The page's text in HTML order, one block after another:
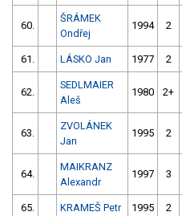
60.
ŠRÁMEK
Ondřej
1994 2
61. LÁSKO Jan 1977 2
62.
SEDLMAIER
Aleš
1980 2+
63.
ZVOLÁNEK
Jan
1995 2
64.
MAIKRANZ
Alexandr
1997 3
65. KRAMEŠ Petr 1995 2